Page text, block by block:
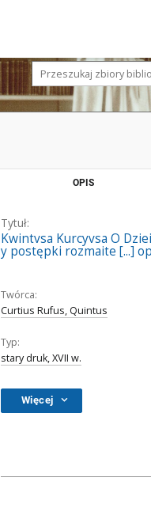
OPIS
Tytuł:
Kwintvsa Kurcyvsa O
y postępki rozmaite [...]
Twórca:
Curtius Rufus, Quintus
Typ:
stary druk, XVII w.
Więcej